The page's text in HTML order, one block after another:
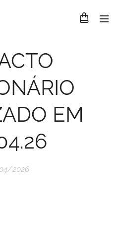
EM
2026